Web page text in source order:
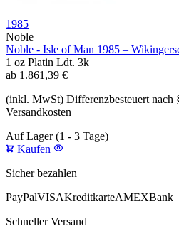
1985
Noble
Noble - Isle of Man 1985 –
1 oz Platin Ldt. 3k
ab 1.861,39 €
(inkl. MwSt) Differenzbesteuert nach
Versandkosten
Auf Lager (1 - 3 Tage)
Kaufen
Sicher bezahlen
PayPalVISAKreditkarteAMEXBank
Schneller Versand